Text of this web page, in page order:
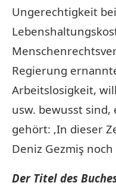
Ungerechtigkeit
Regierung
Arbeitslosigkeit,
usw. bewusst
gehört: ‚In dieser
Deniz Gezmiş noch
Der Titel des